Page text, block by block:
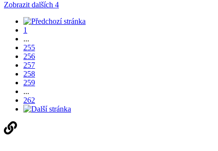
Zobrazit dalších 4
1
...
255
256
257
258
259
...
262